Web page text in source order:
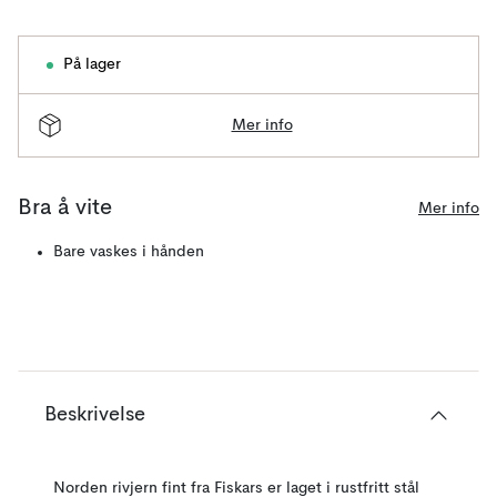
På lager
Mer info
Bra å vite Mer info
Bare vaskes i hånden
Beskrivelse
Norden rivjern fint fra Fiskars er laget i rustfritt stål